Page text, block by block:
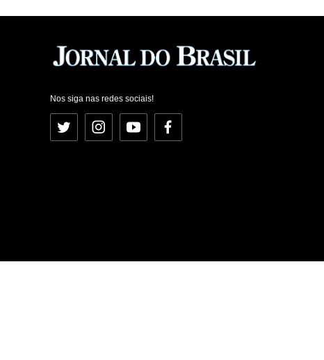
Nos siga nas redes sociais!
Twitter InstagramYouTubeFacebook